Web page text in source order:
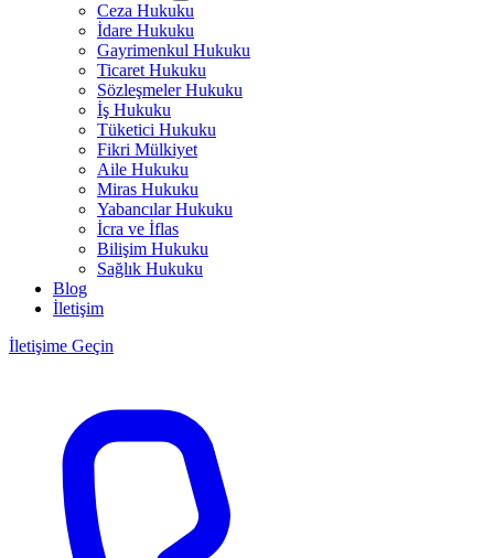
Ceza Hukuku
İdare Hukuku
Gayrimenkul Hukuku
Ticaret Hukuku
Sözleşmeler Hukuku
İş Hukuku
Tüketici Hukuku
Fikri Mülkiyet
Aile Hukuku
Miras Hukuku
Yabancılar Hukuku
İcra ve İflas
Bilişim Hukuku
Sağlık Hukuku
Blog
İletişim
İletişime Geçin